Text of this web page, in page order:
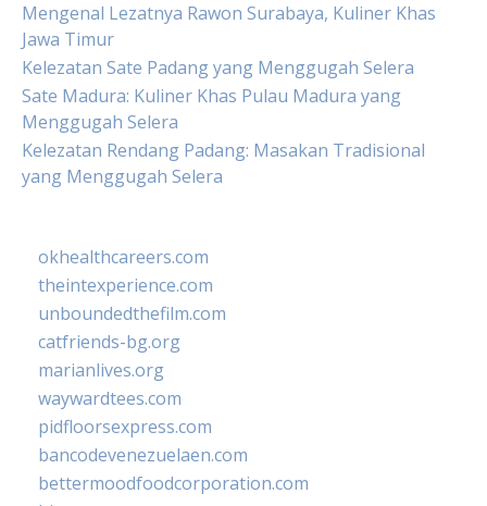
Mengenal Lezatnya Rawon Surabaya, Kuliner Khas
Jawa Timur
Kelezatan Sate Padang yang Menggugah Selera
Sate Madura: Kuliner Khas Pulau Madura yang
Menggugah Selera
Kelezatan Rendang Padang: Masakan Tradisional
yang Menggugah Selera
okhealthcareers.com
theintexperience.com
unboundedthefilm.com
catfriends-bg.org
marianlives.org
waywardtees.com
pidfloorsexpress.com
bancodevenezuelaen.com
bettermoodfoodcorporation.com